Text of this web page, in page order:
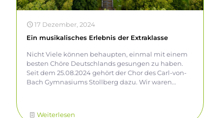
17 Dezember, 2024
Ein musikalisches Erlebnis der Extraklasse
Nicht Viele können behaupten, einmal mit einem
besten Chöre Deutschlands gesungen zu haben.
Seit dem 25.08.2024 gehört der Chor des Carl-von-
Bach Gymnasiums Stollberg dazu. Wir waren
Weiterlesen